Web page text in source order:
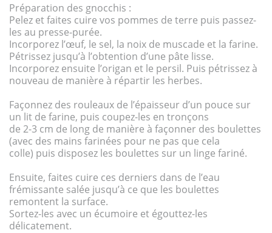
Préparation des gnocchis :
Pelez et faites cuire vos pommes de terre puis passez-
les au presse-purée.
Incorporez l’œuf, le sel, la noix de muscade et la farine.
Pétrissez jusqu’à l’obtention d’une pâte lisse.
Incorporez ensuite l’origan et le persil. Puis pétrissez à
nouveau de manière à répartir les herbes.
Façonnez des rouleaux de l’épaisseur d’un pouce sur
un lit de farine, puis coupez-les en tronçons
de 2-3 cm de long de manière à façonner des boulettes
(avec des mains farinées pour ne pas que cela
colle) puis disposez les boulettes sur un linge fariné.
Ensuite, faites cuire ces derniers dans de l’eau
frémissante salée jusqu’à ce que les boulettes
remontent la surface.
Sortez-les avec un écumoire et égouttez-les
délicatement.